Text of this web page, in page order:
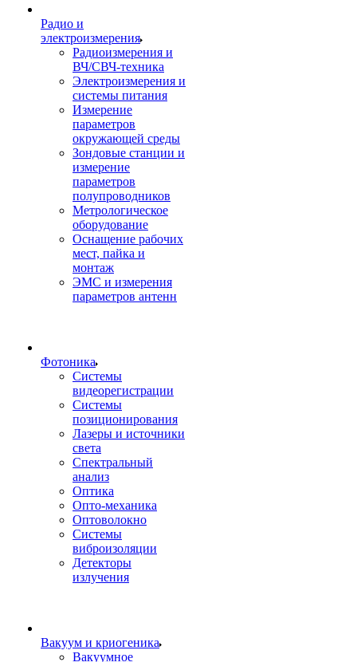
Радио и
электроизмерения
Радиоизмерения и
ВЧ/СВЧ-техника
Электроизмерения и
системы питания
Измерение
параметров
окружающей среды
Зондовые станции и
измерение
параметров
полупроводников
Метрологическое
оборудование
Оснащение рабочих
мест, пайка и
монтаж
ЭМС и измерения
параметров антенн
Фотоника
Cистемы
видеорегистрации
Системы
позиционирования
Лазеры и источники
света
Спектральный
анализ
Оптика
Опто-механика
Оптоволокно
Системы
виброизоляции
Детекторы
излучения
Вакуум и криогеника
Вакуумное